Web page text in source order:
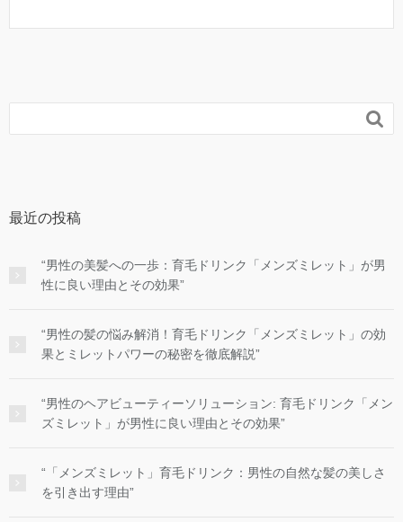

最近の投稿
“男性の美髪への一歩：育毛ドリンク「メンズミレット」が男
性に良い理由とその効果”
“男性の髪の悩み解消！育毛ドリンク「メンズミレット」の効
果とミレットパワーの秘密を徹底解説”
“男性のヘアビューティーソリューション: 育毛ドリンク「メン
ズミレット」が男性に良い理由とその効果”
“「メンズミレット」育毛ドリンク：男性の自然な髪の美しさ
を引き出す理由”